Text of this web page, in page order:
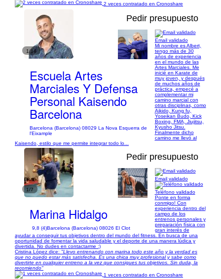
2 veces contratado en Cronoshare
1/14
Pedir presupuesto
Escuela Artes
Marciales Y Defensa
Personal Kaisendo
Barcelona
Barcelona (Barcelona) 08029 La Nova Esquerra de
l'Eixample
Email validado
Mi nombre es Albert,
tengo más de 30
años de experiencia
en el mundo de las
Artes Marciales. Me
inicié en Karate de
muy joven, y después
de muchos años de
práctica, empecé a
complementar mi
camino marcial con
otras disciplinas, como
Aikido, Kung fu,
Yoseikan Budo, Kick
Boxing, FMA, Jiujitsu,
Kyusho Jitsu.
Finalmente dicho
camino me llevó al
Kaisendo, estilo que me permite integrar todo lo...
1/7
Pedir presupuesto
Marina Hidalgo
9,8 (4)Barcelona (Barcelona) 08026 El Clot
Email validado
Teléfono validado
Ponte en forma
conmigo! Con
experiencia dentro del
campo de los
entrenos personales y
preparación física con
gran interés de
ayudar a conseguir tus objetivos dentro del mundo del fitness. En busca de una
oportunidad de fomentar la vida saludable y el deporte de una manera lúdica y
divertida. No dudes en contactarme :)
Cristina López dice: "Llevo entrenando con marina todo este año y la verdad es
que no puedo estar más satisfecha. Es una chica muy profesional y sabe como
divertirte en cualquier entreno a la vez que consigues tus objetivos. Sin duda, la
recomiendo"
1 veces contratado en Cronoshare